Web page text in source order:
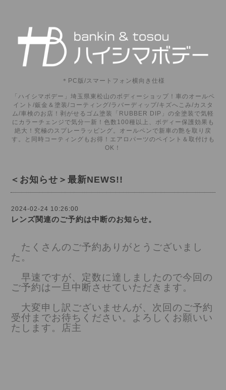
＊PC版/スマートフォン横向き仕様
「ハイシマボデー」埼玉県東松山のボディーショップ！車のオールペ
イント/鈑金＆塗装/コーティング/ラバーディップ/キズへこみ/カスタ
ム/車検のお店！剥がせるゴム塗装「RUBBER DIP」の全塗装で気軽
にカラーチェンジで気分一新！色数100種以上、ボディー保護効果も
絶大！究極のスプレーラッピング。オールペンで新車の艶を取り戻
す。と同時コーティングもお得！エアロパーツのペイント＆取付けも
OK！
＜お知らせ＞最新NEWS!!
2024-02-24 10:26:00
レンズ関連のご予約は中断のお知らせ。
たくさんのご予約ありがとうございまし
た。
早速ですが、定数に達しましたので今回の
ご予約は一旦中断させていただきます。
大変申し訳ございませんが、次回のご予約
受付までお待ちください。よろしくお願いい
たします。店主